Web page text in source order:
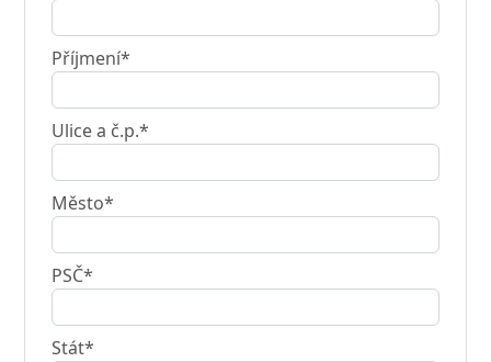
Příjmení*
Ulice a č.p.*
Město*
PSČ*
Stát*